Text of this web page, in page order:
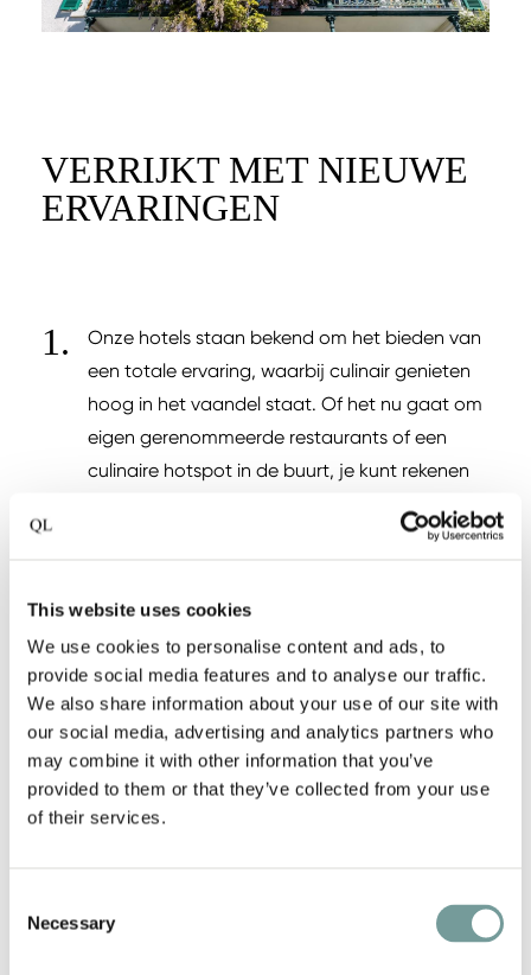
This website uses cookies
We use cookies to personalise content and ads, to
provide social media features and to analyse our traffic.
We also share information about your use of our site with
our social media, advertising and analytics partners who
may combine it with other information that you’ve
provided to them or that they’ve collected from your use
of their services.
Selection
Necessary
VERRIJKT MET NIEUWE
ERVARINGEN
Onze hotels staan bekend om het bieden van
een totale ervaring, waarbij culinair genieten
hoog in het vaandel staat. Of het nu gaat om
eigen gerenommeerde restaurants of een
culinaire hotspot in de buurt, je kunt rekenen
je van een hoge mate van persoonlijke service
jouw verblijf onvergetelijk te maken.
De unieke ligging, architectuur en het interieur
van onze hotels vertellen elk een eigen
verhaal, vaak doordrenkt van rijke historie of
betekenis. Deze elementen creëren een sfeer
die elk hotel tot een bestemming op zich